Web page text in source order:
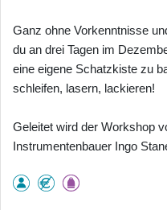
Ganz ohne Vorkenntnisse
du an drei Tagen im
eine eigene Schatzkiste zu
schleifen, lasern, lackieren!
Geleitet wird der Workshop
Instrumentenbauer Ingo